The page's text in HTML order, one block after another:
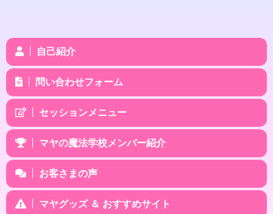
自己紹介
問い合わせフォーム
セッションメニュー
マヤの魔法学校メンバー紹介
お客さまの声
マヤグッズ ＆ おすすめサイト